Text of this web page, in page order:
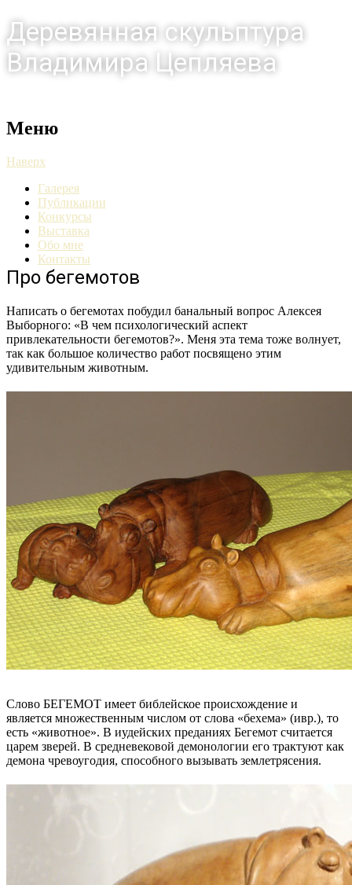
Деревянная скульптура
Владимира Цепляева
ненужного
Меню
Наверх
Галерея
Публикации
Конкурсы
Выставка
Обо мне
Контакты
Про бегемотов
Написать о бегемотах побудил банальный вопрос Алексея
Выборного: «В чем психологический аспект
привлекательности бегемотов?». Меня эта тема тоже волнует,
так как большое количество работ посвящено этим
удивительным животным.
Слово БЕГЕМОТ имеет библейское происхождение и
является множественным числом от слова «бехема» (ивр.), то
есть «животное». В иудейских преданиях Бегемот считается
царем зверей. В средневековой демонологии его трактуют как
демона чревоугодия, способного вызывать землетрясения.